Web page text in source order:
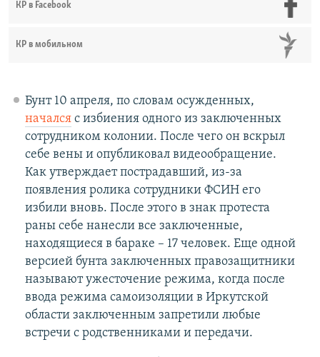
КР в Facebook
КР в мобильном
Бунт 10 апреля, по словам осужденных,
началсяс избиения одного из заключенных
сотрудником колонии. После чего он вскрыл
себе вены и опубликовал видеообращение.
Как утверждает пострадавший, из-за
появления ролика сотрудники ФСИН его
избили вновь. После этого в знак протеста
раны себе нанесли все заключенные,
находящиеся в бараке – 17 человек. Еще одной
версией бунта заключенных правозащитники
называют ужесточение режима, когда после
ввода режима самоизоляции в Иркутской
области заключенным запретили любые
встречи с родственниками и передачи.